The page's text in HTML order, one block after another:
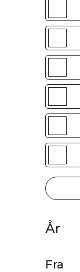
År
Fra